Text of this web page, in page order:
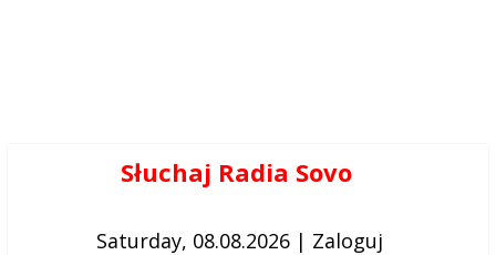
Słuchaj Radia Sovo
Saturday, 08.08.2026 | Zaloguj